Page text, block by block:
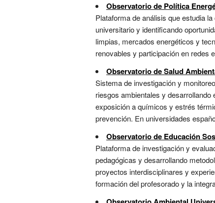
Observatorio de Política
Plataforma de análisis que estudia
universitario y identificando
limpias, mercados energéticos y
renovables y participación en redes
Observatorio de Salud
Sistema de investigación y
riesgos ambientales y
exposición a químicos y estrés
prevención. En universidades
Observatorio de Educación
Plataforma de investigación y
pedagógicas y desarrollando
proyectos interdisciplinares y
formación del profesorado y la